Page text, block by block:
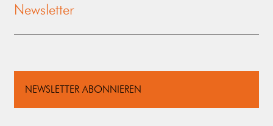
Newsletter
NEWSLETTER ABONNIEREN